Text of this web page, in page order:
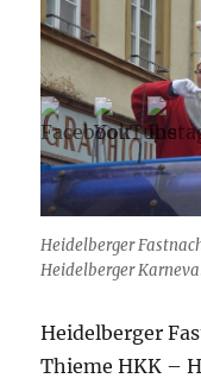
Heidelberger
Heidelberger
Heidelberger
Thieme HKK –